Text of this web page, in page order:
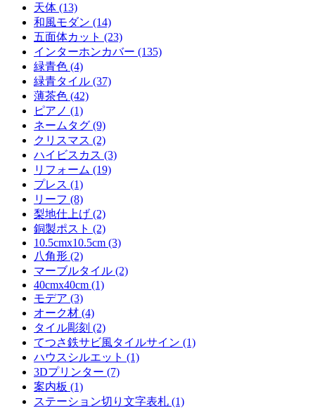
天体 (13)
和風モダン (14)
五面体カット (23)
インターホンカバー (135)
緑青色 (4)
緑青タイル (37)
薄茶色 (42)
ピアノ (1)
ネームタグ (9)
クリスマス (2)
ハイビスカス (3)
リフォーム (19)
プレス (1)
リーフ (8)
梨地仕上げ (2)
銅製ポスト (2)
10.5cmx10.5cm (3)
八角形 (2)
マーブルタイル (2)
40cmx40cm (1)
モデア (3)
オーク材 (4)
タイル彫刻 (2)
てつさ鉄サビ風タイルサイン (1)
ハウスシルエット (1)
3Dプリンター (7)
案内板 (1)
ステーション切り文字表札 (1)